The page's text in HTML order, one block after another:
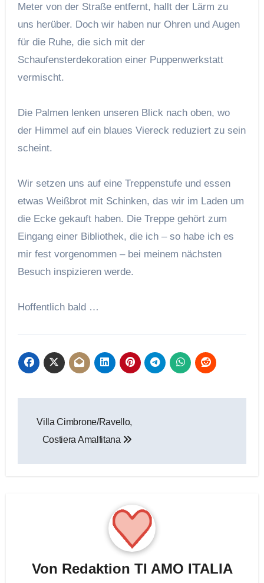
Meter von der Straße entfernt, hallt der Lärm zu
uns herüber. Doch wir haben nur Ohren und Augen
für die Ruhe, die sich mit der
Schaufensterdekoration einer Puppenwerkstatt
vermischt.
Die Palmen lenken unseren Blick nach oben, wo
der Himmel auf ein blaues Viereck reduziert zu sein
scheint.
Wir setzen uns auf eine Treppenstufe und essen
etwas Weißbrot mit Schinken, das wir im Laden um
die Ecke gekauft haben. Die Treppe gehört zum
Eingang einer Bibliothek, die ich – so habe ich es
mir fest vorgenommen – bei meinem nächsten
Besuch inspizieren werde.
Hoffentlich bald …
Villa Cimbrone/Ravello,
Costiera Amalfitana
Von Redaktion TI AMO ITALIA